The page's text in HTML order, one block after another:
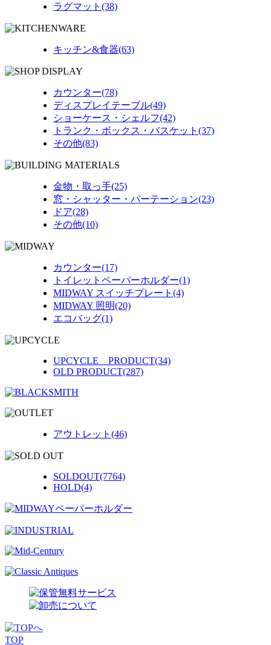
ラグマット(38)
キッチン&食器(63)
カウンター(78)
ディスプレイテーブル(49)
ショーケース・シェルフ(42)
トランク・ボックス・バスケット(37)
その他(83)
金物・取っ手(25)
窓・シャッター・パーテーション(23)
ドア(28)
その他(10)
カウンター(17)
トイレットペーパーホルダー(1)
MIDWAY スイッチプレート(4)
MIDWAY 照明(20)
エコバッグ(1)
UPCYCLE PRODUCT(34)
OLD PRODUCT(287)
アウトレット(46)
SOLDOUT(7764)
HOLD(4)
TOP